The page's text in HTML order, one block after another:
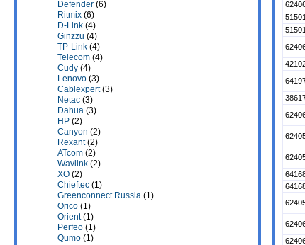
Defender (6)
Ritmix (6)
D-Link (4)
Ginzzu (4)
TP-Link (4)
Telecom (4)
Cudy (4)
Lenovo (3)
Cablexpert(3)
Netac (3)
Dahua (3)
HP (2)
Canyon (2)
Rexant(2)
ATcom (2)
Wavlink (2)
XO (2)
Chieftec (1)
Greenconnect Russia (1)
Orico (1)
Orient(1)
Perfeo (1)
Qumo (1)